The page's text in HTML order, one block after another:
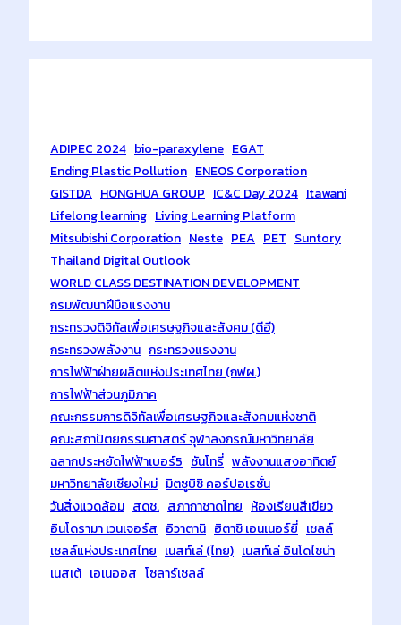
ADIPEC 2024 bio-paraxylene EGAT
Ending Plastic Pollution ENEOS Corporation
GISTDA HONGHUA GROUP IC&C Day 2024 Itawani
Lifelong learning Living Learning Platform
Mitsubishi Corporation Neste PEA PET Suntory
Thailand Digital Outlook
WORLD CLASS DESTINATION DEVELOPMENT
กรมพัฒนาฝีมือแรงงาน
กระทรวงดิจิทัลเพื่อเศรษฐกิจและสังคม (ดีอี)
กระทรวงพลังงาน กระทรวงแรงงาน
การไฟฟ้าฝ่ายผลิตแห่งประเทศไทย (กฟผ.)
การไฟฟ้าส่วนภูมิภาค
คณะกรรมการดิจิทัลเพื่อเศรษฐกิจและสังคมแห่งชาติ
คณะสถาปัตยกรรมศาสตร์ จุฬาลงกรณ์มหาวิทยาลัย
ฉลากประหยัดไฟฟ้าเบอร์5 ซันโทรี่ พลังงานแสงอาทิตย์
มหาวิทยาลัยเชียงใหม่ มิตซูบิชิ คอร์ปอเรชั่น
วันสิ่งแวดล้อม สดช. สภากาชาดไทย ห้องเรียนสีเขียว
อินโดรามา เวนเจอร์ส อิวาตานิ ฮิตาชิ เอนเนอร์ยี่ เชลล์
เชลล์แห่งประเทศไทย เนสท์เล่ (ไทย) เนสท์เล่ อินโดไชน่า
เนสเต้ เอเนออส โซลาร์เซลล์